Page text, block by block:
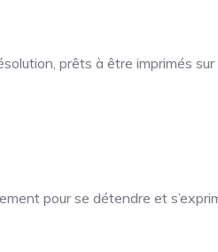
prêts à être imprimés sur
pour se détendre et